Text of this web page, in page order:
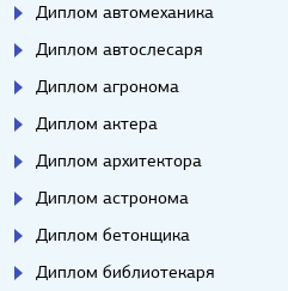
Диплом автомеханика
Диплом автослесаря
Диплом агронома
Диплом актера
Диплом архитектора
Диплом астронома
Диплом бетонщика
Диплом библиотекаря